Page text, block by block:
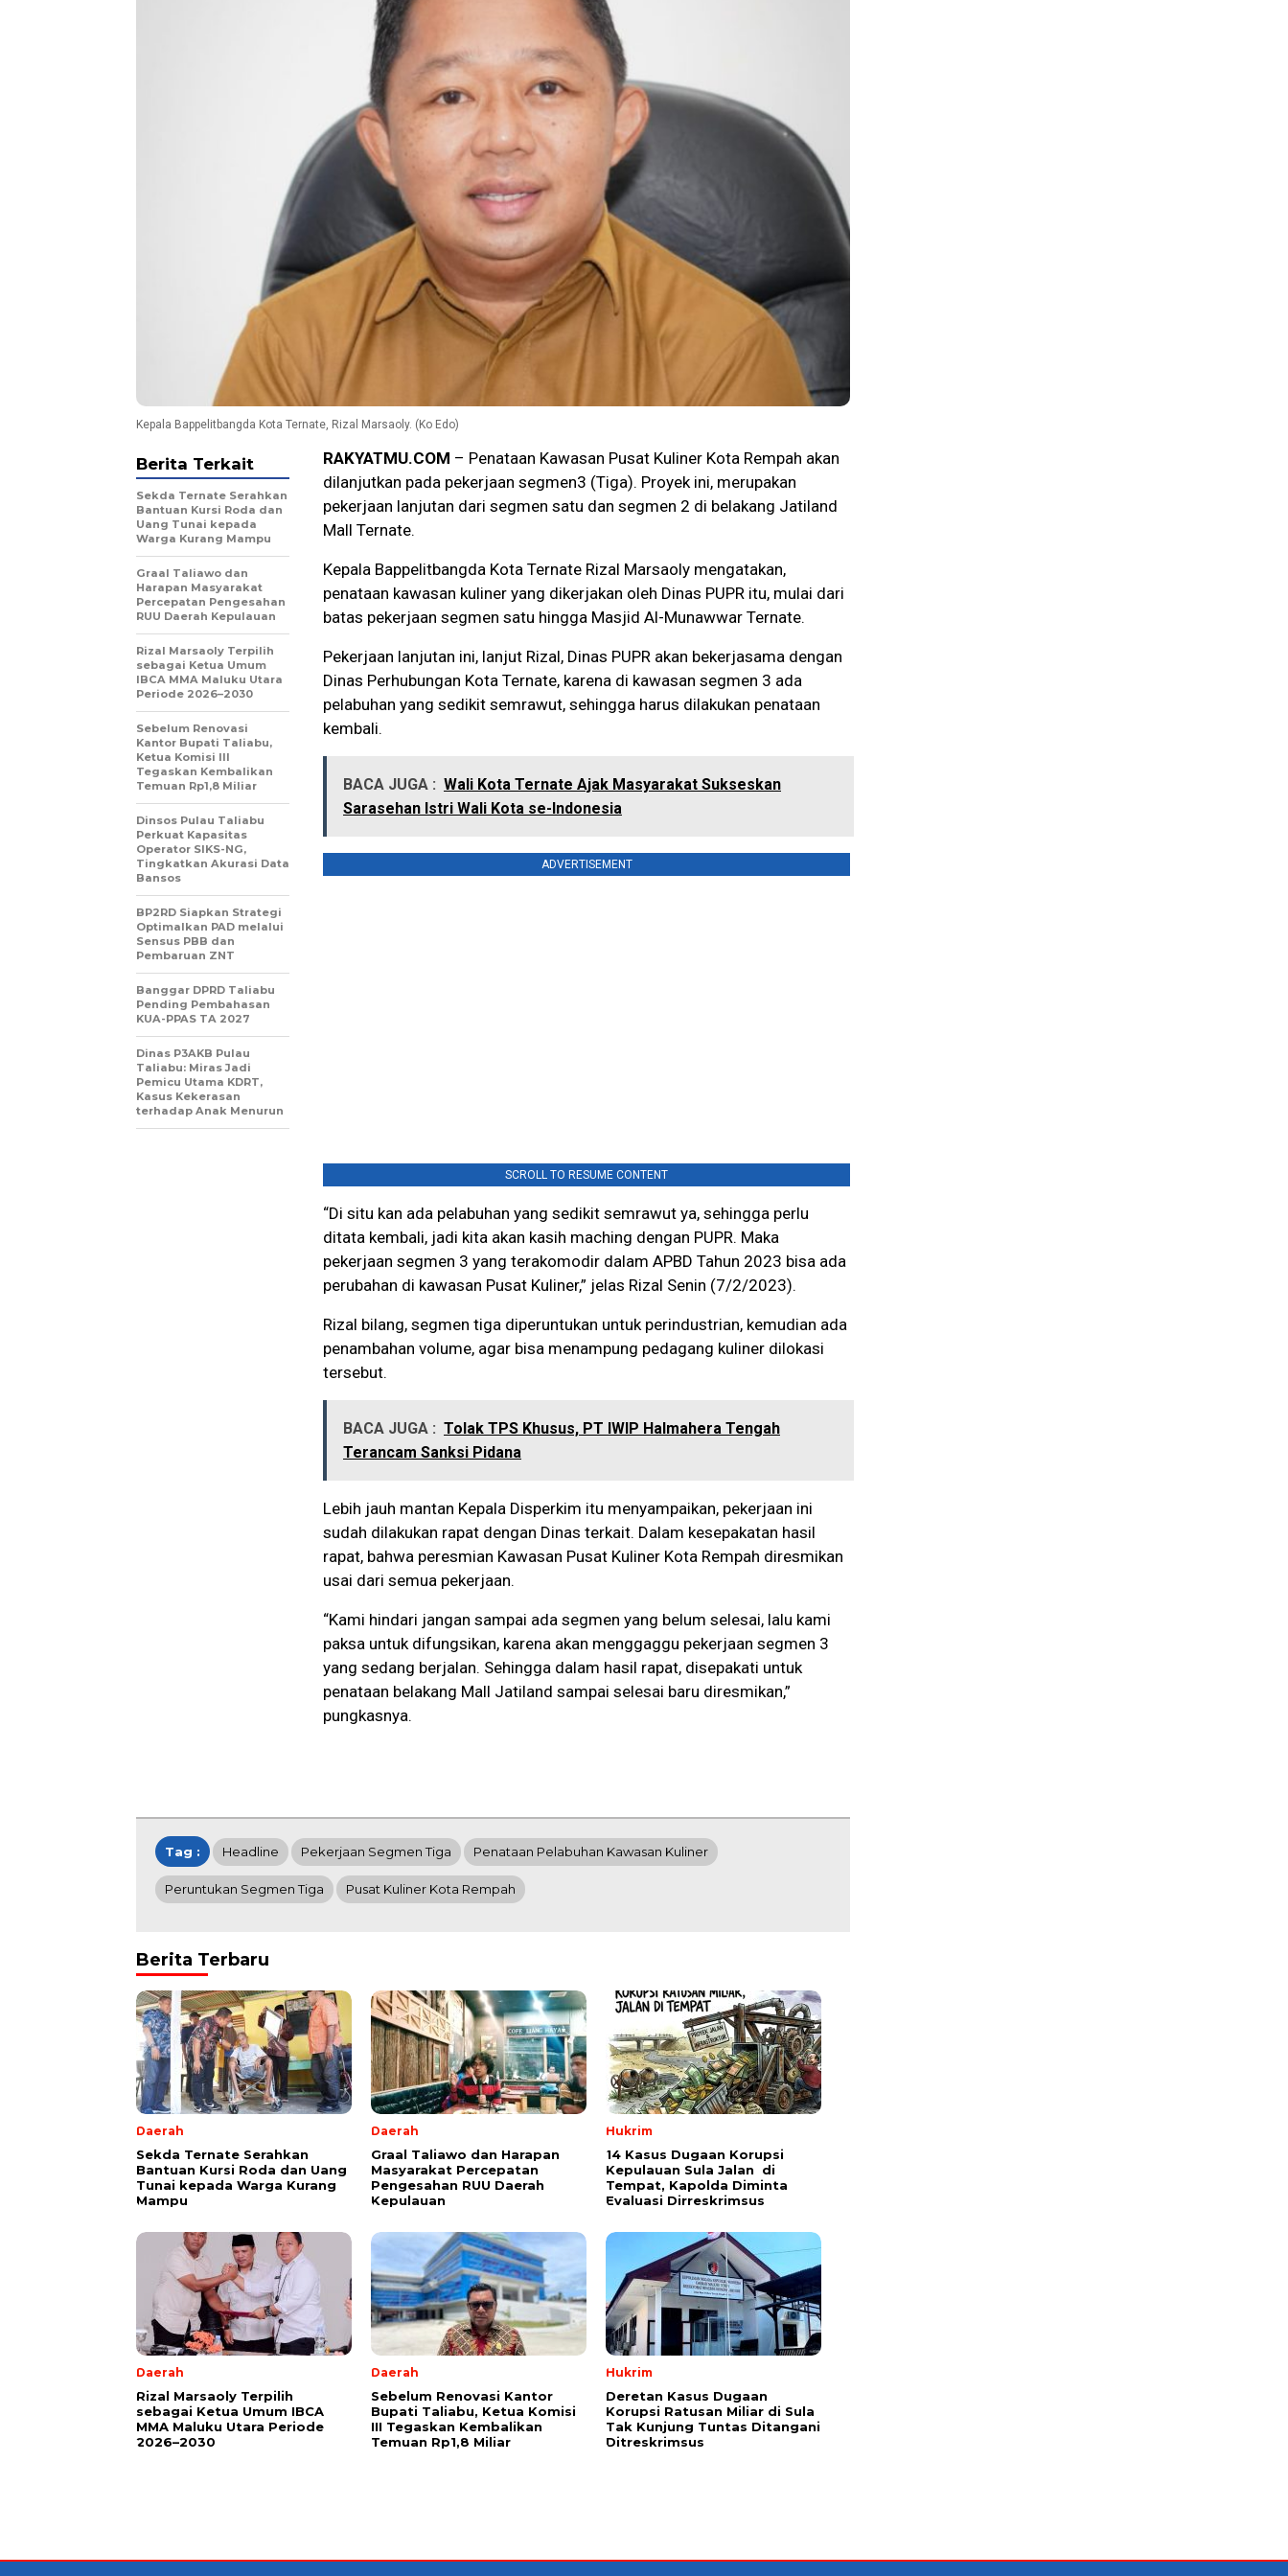
Kepala Bappelitbangda Kota Ternate, Rizal Marsaoly. (Ko Edo)
RAKYATMU.COM – Penataan Kawasan Pusat Kuliner Kota Rempah akan
dilanjutkan pada pekerjaan segmen3 (Tiga). Proyek ini, merupakan
pekerjaan lanjutan dari segmen satu dan segmen 2 di belakang Jatiland
Mall Ternate.
Kepala Bappelitbangda Kota Ternate Rizal Marsaoly mengatakan,
penataan kawasan kuliner yang dikerjakan oleh Dinas PUPR itu, mulai dari
batas pekerjaan segmen satu hingga Masjid Al-Munawwar Ternate.
Pekerjaan lanjutan ini, lanjut Rizal, Dinas PUPR akan bekerjasama dengan
Dinas Perhubungan Kota Ternate, karena di kawasan segmen 3 ada
pelabuhan yang sedikit semrawut, sehingga harus dilakukan penataan
kembali.
BACA JUGA : Wali Kota Ternate Ajak Masyarakat Sukseskan
Sarasehan Istri Wali Kota se-Indonesia
ADVERTISEMENT
SCROLL TO RESUME CONTENT
“Di situ kan ada pelabuhan yang sedikit semrawut ya, sehingga perlu
ditata kembali, jadi kita akan kasih maching dengan PUPR. Maka
pekerjaan segmen 3 yang terakomodir dalam APBD Tahun 2023 bisa ada
perubahan di kawasan Pusat Kuliner,” jelas Rizal Senin (7/2/2023).
Rizal bilang, segmen tiga diperuntukan untuk perindustrian, kemudian ada
penambahan volume, agar bisa menampung pedagang kuliner dilokasi
tersebut.
BACA JUGA : Tolak TPS Khusus, PT IWIP Halmahera Tengah
Terancam Sanksi Pidana
Lebih jauh mantan Kepala Disperkim itu menyampaikan, pekerjaan ini
sudah dilakukan rapat dengan Dinas terkait. Dalam kesepakatan hasil
rapat, bahwa peresmian Kawasan Pusat Kuliner Kota Rempah diresmikan
usai dari semua pekerjaan.
“Kami hindari jangan sampai ada segmen yang belum selesai, lalu kami
paksa untuk difungsikan, karena akan menggaggu pekerjaan segmen 3
yang sedang berjalan. Sehingga dalam hasil rapat, disepakati untuk
penataan belakang Mall Jatiland sampai selesai baru diresmikan,”
pungkasnya.
Berita Terkait
Sekda Ternate Serahkan
Bantuan Kursi Roda dan
Uang Tunai kepada
Warga Kurang Mampu
Graal Taliawo dan
Harapan Masyarakat
Percepatan Pengesahan
RUU Daerah Kepulauan
Rizal Marsaoly Terpilih
sebagai Ketua Umum
IBCA MMA Maluku Utara
Periode 2026–2030
Sebelum Renovasi
Kantor Bupati Taliabu,
Ketua Komisi III
Tegaskan Kembalikan
Temuan Rp1,8 Miliar
Dinsos Pulau Taliabu
Perkuat Kapasitas
Operator SIKS-NG,
Tingkatkan Akurasi Data
Bansos
BP2RD Siapkan Strategi
Optimalkan PAD melalui
Sensus PBB dan
Pembaruan ZNT
Banggar DPRD Taliabu
Pending Pembahasan
KUA-PPAS TA 2027
Dinas P3AKB Pulau
Taliabu: Miras Jadi
Pemicu Utama KDRT,
Kasus Kekerasan
terhadap Anak Menurun
Tag : Headline Pekerjaan Segmen Tiga Penataan Pelabuhan Kawasan Kuliner
Peruntukan Segmen Tiga Pusat Kuliner Kota Rempah
Berita Terbaru
Daerah
Sekda Ternate Serahkan
Bantuan Kursi Roda dan Uang
Tunai kepada Warga Kurang
Mampu
Daerah
Graal Taliawo dan Harapan
Masyarakat Percepatan
Pengesahan RUU Daerah
Kepulauan
Hukrim
14 Kasus Dugaan Korupsi
Kepulauan Sula Jalan di
Tempat, Kapolda Diminta
Evaluasi Dirreskrimsus
Daerah
Rizal Marsaoly Terpilih
sebagai Ketua Umum IBCA
MMA Maluku Utara Periode
2026–2030
Daerah
Sebelum Renovasi Kantor
Bupati Taliabu, Ketua Komisi
III Tegaskan Kembalikan
Temuan Rp1,8 Miliar
Hukrim
Deretan Kasus Dugaan
Korupsi Ratusan Miliar di Sula
Tak Kunjung Tuntas Ditangani
Ditreskrimsus